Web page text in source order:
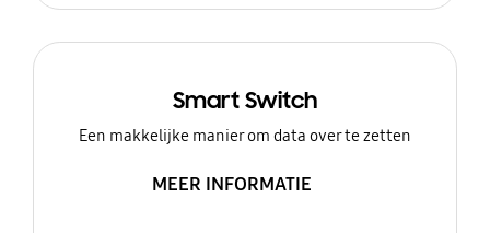
Smart Switch
Een makkelijke manier om data over te zetten
MEER INFORMATIE